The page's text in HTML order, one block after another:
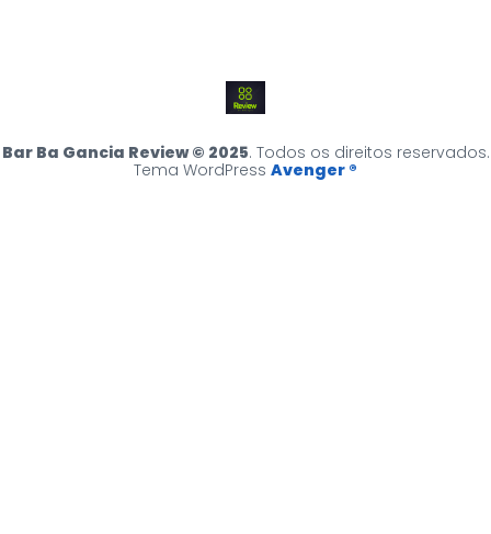
Bar Ba Gancia Review © 2025. Todos os direitos reservados.
Tema WordPress Avenger ®